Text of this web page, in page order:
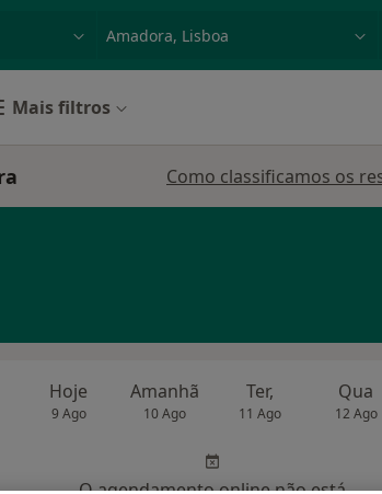
Mais filtros
Como classificamos os
Hoje
9 Ago
Amanhã
10 Ago
Ter,
11 Ago
Qua
12 Ago